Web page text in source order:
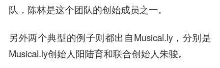
队，陈林是这个团队的创始成员之一。
另外两个典型的例子则都出自Musical.ly，分别是
Musical.ly创始人阳陆育和联合创始人朱骏。